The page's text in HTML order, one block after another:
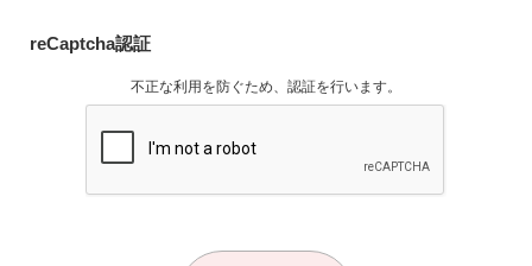
reCaptcha認証
不正な利用を防ぐため、認証を行います。